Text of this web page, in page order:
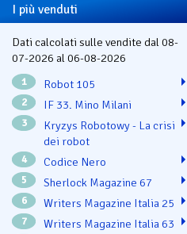
I più venduti
Dati calcolati sulle vendite dal 08-
07-2026 al 06-08-2026
1 Robot 105
2 IF 33. Mino Milani
3
Kryzys Robotowy - La crisi
dei robot
4 Codice Nero
5 Sherlock Magazine 67
6 Writers Magazine Italia 25
7 Writers Magazine Italia 63